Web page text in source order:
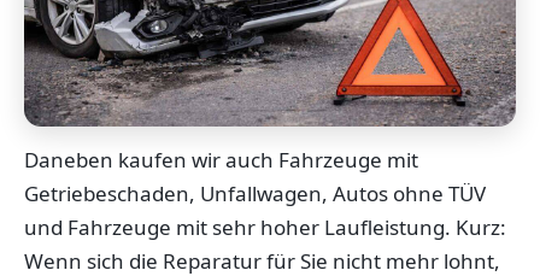
Daneben kaufen wir auch Fahrzeuge mit
Getriebeschaden, Unfallwagen, Autos ohne TÜV
und Fahrzeuge mit sehr hoher Laufleistung. Kurz:
Wenn sich die Reparatur für Sie nicht mehr lohnt,